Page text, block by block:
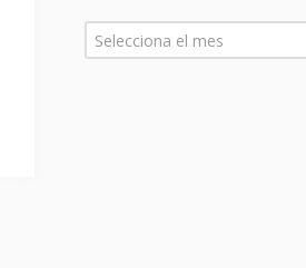
Arxius
Selecciona el mes